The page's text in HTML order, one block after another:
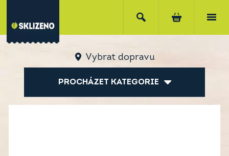
Vybrat dopravu
PROCHÁZET KATEGORIE